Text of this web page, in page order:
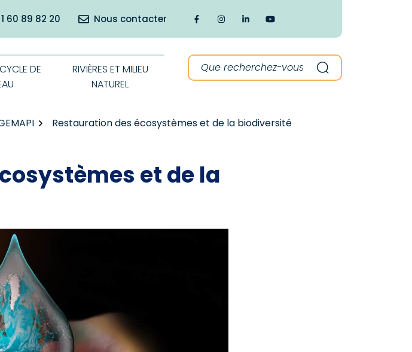
60 89 82 20 Nous contacter Lien vers le compte Facebook
Lien vers le compte Instagram
Lien vers le compte Linkedin
Lien vers la chaîne Youtube
DE
RIVIÈRES ET MILIEU
NATUREL
Recherche :
Recherche
Restauration des écosystèmes et de la biodiversité
et de la